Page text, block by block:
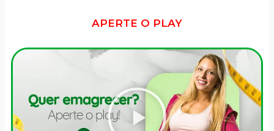
APERTE O PLAY